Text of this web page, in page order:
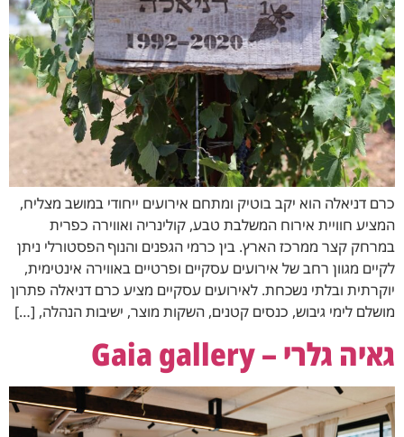
כרם דניאלה הוא יקב בוטיק ומתחם אירועים ייחודי במושב מצליח,
המציע חוויית אירוח המשלבת טבע, קולינריה ואווירה כפרית
במרחק קצר ממרכז הארץ. בין כרמי הגפנים והנוף הפסטורלי ניתן
לקיים מגוון רחב של אירועים עסקיים ופרטיים באווירה אינטימית,
יוקרתית ובלתי נשכחת. לאירועים עסקיים מציע כרם דניאלה פתרון
מושלם לימי גיבוש, כנסים קטנים, השקות מוצר, ישיבות הנהלה, […]
גאיה גלרי – Gaia gallery